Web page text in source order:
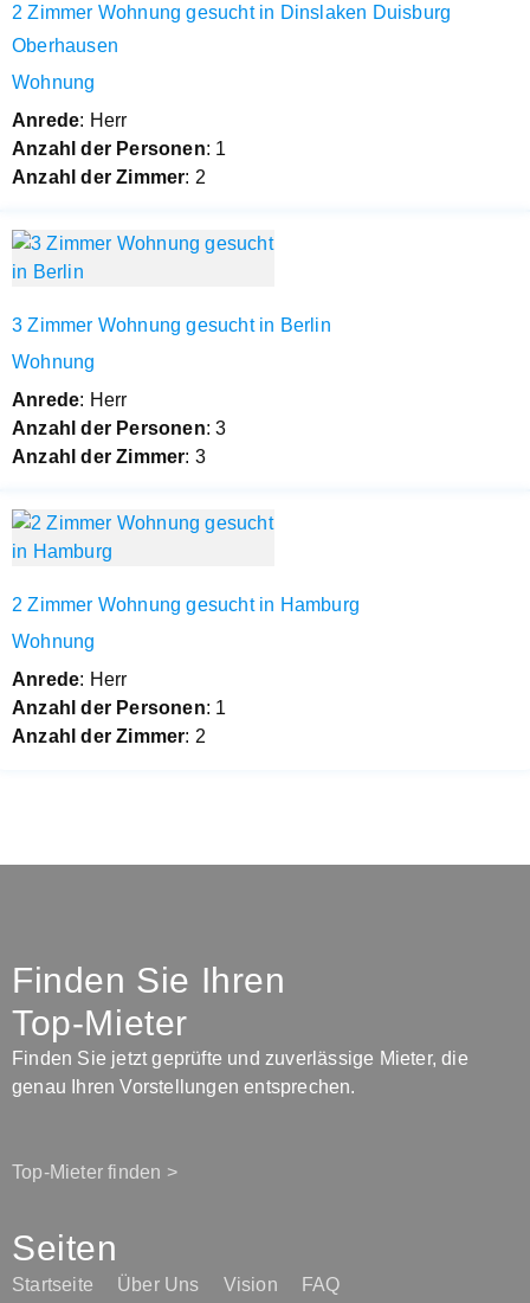
2 Zimmer Wohnung gesucht in Dinslaken Duisburg
Oberhausen
Wohnung
Anrede: Herr
Anzahl der Personen: 1
Anzahl der Zimmer: 2
3 Zimmer Wohnung gesucht in Berlin
Wohnung
Anrede: Herr
Anzahl der Personen: 3
Anzahl der Zimmer: 3
2 Zimmer Wohnung gesucht in Hamburg
Wohnung
Anrede: Herr
Anzahl der Personen: 1
Anzahl der Zimmer: 2
Finden Sie Ihren
Top-Mieter
Finden Sie jetzt geprüfte und zuverlässige Mieter, die
genau Ihren Vorstellungen entsprechen.
Top-Mieter finden >
Seiten
Startseite Über Uns Vision FAQ